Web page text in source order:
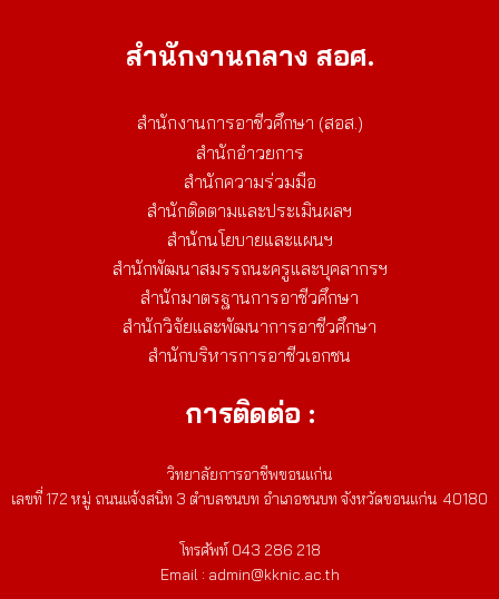
สำนักงานกลาง สอศ.
สำนักงานการอาชีวศึกษา (สอส.)
สำนักอำวยการ
สำนักความร่วมมือ
สำนักติดตามและประเมินผลฯ
สำนักนโยบายและแผนฯ
สำนักพัฒนาสมรรถนะครูและบุคลากรฯ
สำนักมาตรฐานการอาชีวศึกษา
สำนักวิจัยและพัฒนาการอาชีวศึกษา
สำนักบริหารการอาชีวเอกชน
การติดต่อ :
วิทยาลัยการอาชีพขอนแก่น
เลขที่ 172 หมู่ ถนนแจ้งสนิท 3 ตำบลชนบท อำเภอชนบท จังหวัดขอนแก่น 40180
โทรศัพท์ 043 286 218
Email : admin@kknic.ac.th